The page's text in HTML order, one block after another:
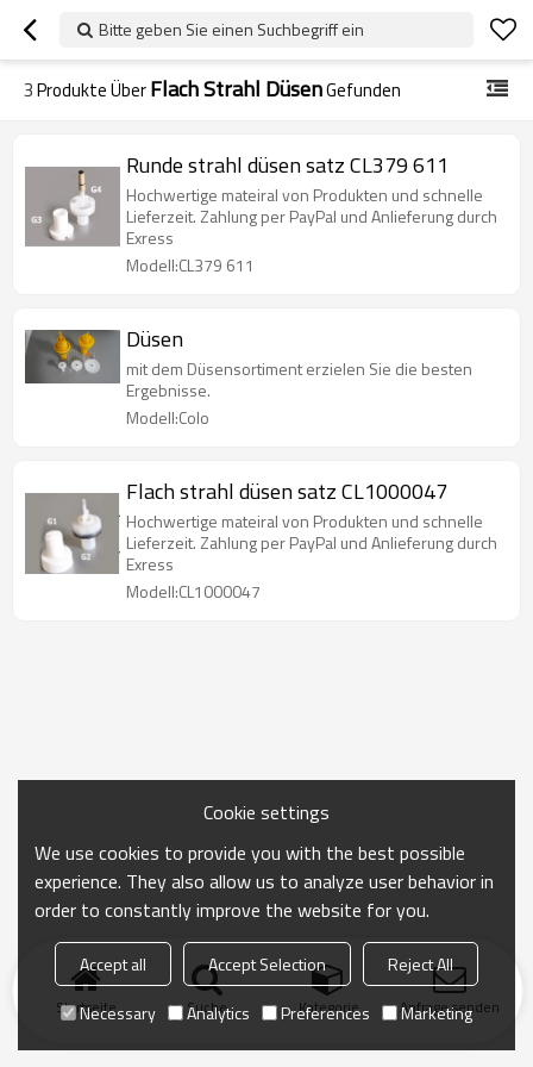
Bitte geben Sie einen Suchbegriff ein
3Produkte ÜberFlach Strahl DüsenGefunden
Runde strahl düsen satz CL379 611
Hochwertige mateiral von Produkten und schnelle
Lieferzeit. Zahlung per PayPal und Anlieferung durch
Exress
Modell:CL379 611
Düsen
mit dem Düsensortiment erzielen Sie die besten
Ergebnisse.
Modell:Colo
Flach strahl düsen satz CL1000047
Hochwertige mateiral von Produkten und schnelle
Lieferzeit. Zahlung per PayPal und Anlieferung durch
Exress
Modell:CL1000047
Startseite Suche Kategorie Anfrage senden
Cookie settings
We use cookies to provide you with the best possible
experience. They also allow us to analyze user behavior in
order to constantly improve the website for you.
Accept all Accept Selection
Reject All
Necessary
Analytics Preferences Marketing